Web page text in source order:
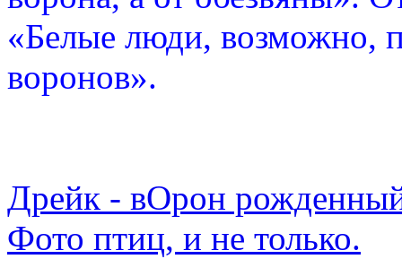
«Белые люди, возможно,
воронов».
Дрейк - вОрон
Фото птиц, и не только.